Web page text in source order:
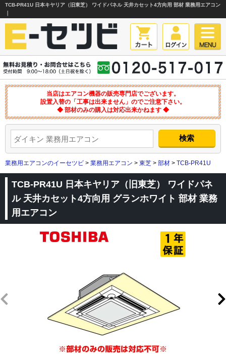
TCB-PR41U 日本キヤリア（旧東芝） ワイドパネル 天井カセット4方向用 部材 業務用エアコン
当店はエアコン機器の販売専門店でございます。
設置入替の「工事は出来ません」のでご注意下さい。
◆ 部材のみの購入は対応出来かねます ◆
業務用エアコンのイーセツビ > 業務用エアコン > 東芝 > 部材 > TCB-PR41U
TCB-PR41U 日本キヤリア（旧東芝） ワイドパネ
ル 天井カセット4方向用 グランホワイト 部材 業務
用エアコン